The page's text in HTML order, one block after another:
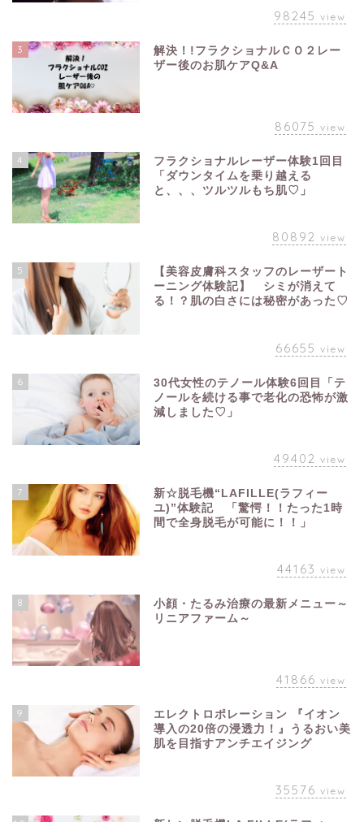
98245 view
3
解決！!フラクショナルＣＯ２レー
ザー後のお肌ケアQ&A
86075 view
4
フラクショナルレーザー体験1回目
「ダウンタイムを乗り越える
と、、、ツルツルもち肌♡」
80892 view
5
【美容皮膚科スタッフのレーザート
ーニング体験記】 シミが消えて
る！？肌の白さには秘密があった♡
66655 view
6
30代女性のテノール体験6回目「テ
ノールを続ける事で老化の恐怖が激
減しました♡」
49402 view
7
新☆脱毛機“LAFILLE(ラフィー
ユ)”体験記 「驚愕！！たった1時
間で全身脱毛が可能に！！」
44163 view
8
小顔・たるみ治療の最新メニュー～
リニアファーム～
41866 view
9
エレクトロポレーション 『イオン
導入の20倍の浸透力！』うるおい美
肌を目指すアンチエイジング
35576 view